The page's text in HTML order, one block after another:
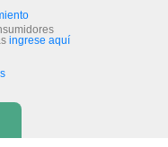
ingrese aquí